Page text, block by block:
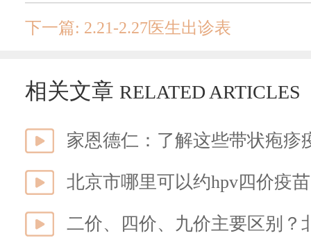
下一篇: 2.21-2.27医生出诊表
相关文章 RELATED ARTICLES
家恩德仁：了解这些带状疱疹
北京市哪里可以约hpv四价疫
二价、四价、九价主要区别？